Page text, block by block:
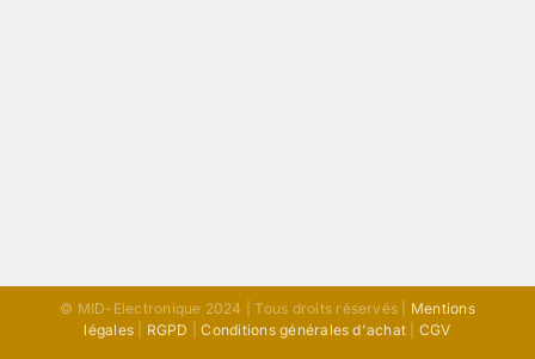
© MID-Electronique 2024 | Tous droits réservés | Mentions
légales
RGPD |Conditions générales d'achat CGV